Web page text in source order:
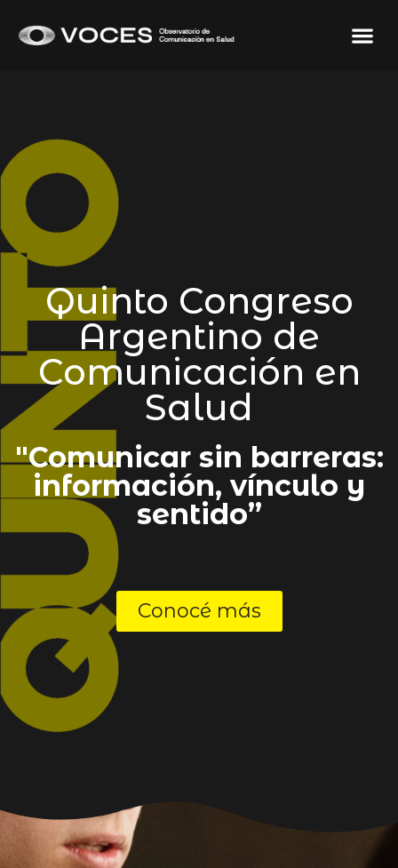
Quinto Congreso
Argentino de
Comunicación en
Salud
"Comunicar sin barreras:
información, vínculo y
sentido”
Conocé más